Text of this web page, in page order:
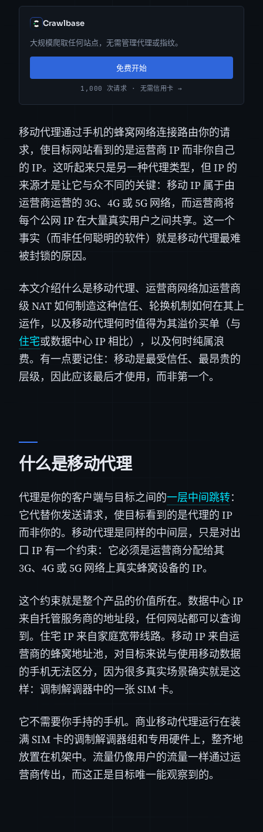
Crawlbase
大规模爬取任何站点，无需管理代理或指纹。
免费开始
1,000 次请求 · 无需信用卡 →
移动代理通过手机的蜂窝网络连接路由你的请
求，使目标网站看到的是运营商 IP 而非你自己
的 IP。这听起来只是另一种代理类型，但 IP 的
来源才是让它与众不同的关键：移动 IP 属于由
运营商运营的 3G、4G 或 5G 网络，而运营商将
每个公网 IP 在大量真实用户之间共享。这一个
事实（而非任何聪明的软件）就是移动代理最难
被封锁的原因。
本文介绍什么是移动代理、运营商网络加运营商
级 NAT 如何制造这种信任、轮换机制如何在其上
运作，以及移动代理何时值得为其溢价买单（与
住宅或数据中心 IP 相比），以及何时纯属浪
费。有一点要记住：移动是最受信任、最昂贵的
层级，因此应该最后才使用，而非第一个。
什么是移动代理
代理是你的客户端与目标之间的一层中间跳转：
它代替你发送请求，使目标看到的是代理的 IP
而非你的。移动代理是同样的中间层，只是对出
口 IP 有一个约束：它必须是运营商分配给其
3G、4G 或 5G 网络上真实蜂窝设备的 IP。
这个约束就是整个产品的价值所在。数据中心 IP
来自托管服务商的地址段，任何网站都可以查询
到。住宅 IP 来自家庭宽带线路。移动 IP 来自运
营商的蜂窝地址池，对目标来说与使用移动数据
的手机无法区分，因为很多真实场景确实就是这
样：调制解调器中的一张 SIM 卡。
它不需要你手持的手机。商业移动代理运行在装
满 SIM 卡的调制解调器组和专用硬件上，整齐地
放置在机架中。流量仍像用户的流量一样通过运
营商传出，而这正是目标唯一能观察到的。